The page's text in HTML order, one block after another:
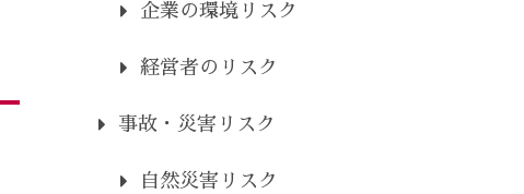
企業の環境リスク
経営者のリスク
事故・災害リスク
自然災害リスク